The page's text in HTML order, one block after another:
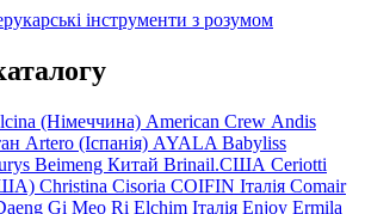
інструменти з розумом
(Німеччина) American Crew Andis
Artero (Іспанія) AYALA Babyliss
Beimeng Китай Brinail.США Ceriotti
Christina Cisoria COIFIN Італія Comair
Gi Meo Ri Elchim Італія Enjoy Ermila